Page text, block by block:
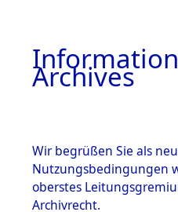
Archives
Wir begrüßen Sie als
Nutzungsbedingungen
oberstes
Archivrecht.